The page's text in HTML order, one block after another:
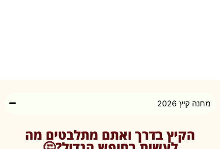
מחנה קיץ 2026
הקיץ בדרך ואתם מתלבטים מה